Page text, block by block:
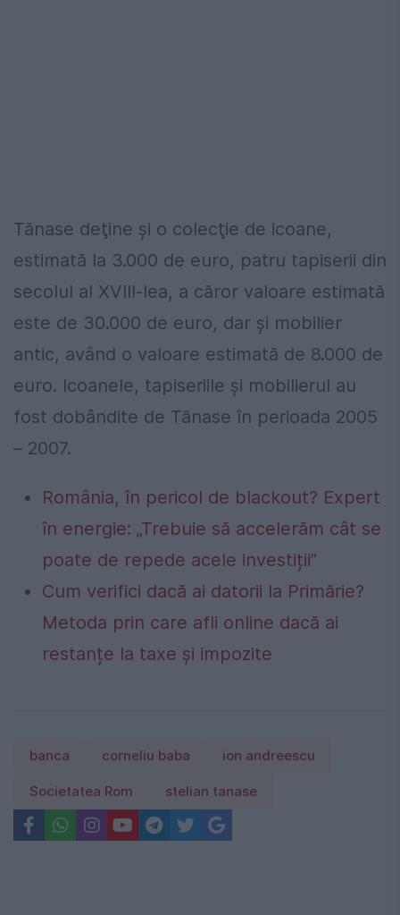
Tănase deţine și o colecţie de icoane,
estimată la 3.000 de euro, patru tapiserii din
secolul al XVIII-lea, a căror valoare estimată
este de 30.000 de euro, dar şi mobilier
antic, având o valoare estimată de 8.000 de
euro. Icoanele, tapiseriile şi mobilierul au
fost dobândite de Tănase în perioada 2005
– 2007.
România, în pericol de blackout? Expert
în energie: „Trebuie să accelerăm cât se
poate de repede acele investiții”
Cum verifici dacă ai datorii la Primărie?
Metoda prin care afli online dacă ai
restanțe la taxe și impozite
banca corneliu baba ion andreescu
Societatea Rom stelian tanase